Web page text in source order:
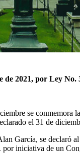
de 2021, por Ley No.
se conmemora
el 31 de
García, se declaró
iniciativa de un